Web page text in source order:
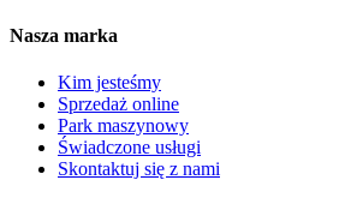
Nasza marka
Kim jesteśmy
Sprzedaż online
Park maszynowy
Świadczone usługi
Skontaktuj się z nami